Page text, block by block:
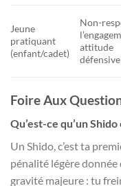
Jeune
pratiquant
(enfant/cadet)
Non-
attitude
défensive
Foire Aux
Qu’est-ce qu’un Shido
Un Shido, c’est ta
pénalité légère
gravité majeure : tu